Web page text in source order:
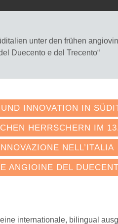
unter den frühen
Duecento e del Trecento“
INNOVATION IN
HERRSCHERN IM
NELL’ITALIA
ANGIOINE DEL
internationale, bilingual